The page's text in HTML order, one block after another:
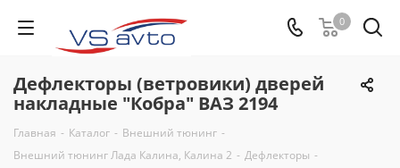
0
Дефлекторы (ветровики) дверей
накладные "Кобра" ВАЗ 2194
Главная - Каталог - Внешний тюнинг -
Внешний тюнинг Лада Калина, Калина 2 - Дефлекторы -